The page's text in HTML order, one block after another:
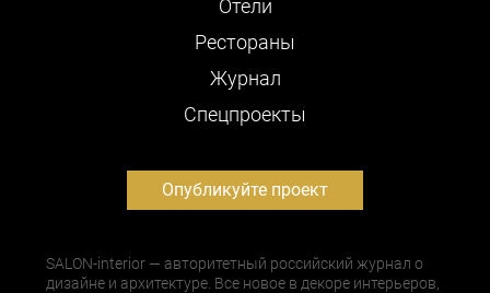
Отели
Рестораны
Журнал
Cпецпроекты
Опубликуйте проект
SALON-interior — авторитетный российский журнал о
дизайне и архитектуре. Все новое в декоре интерьеров,